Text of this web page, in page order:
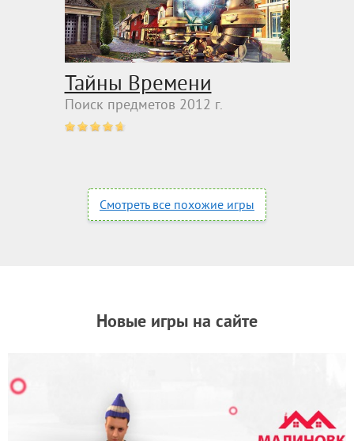
Тайны Времени
Поиск предметов 2012 г.
Смотреть все похожие игры
Новые игры на сайте